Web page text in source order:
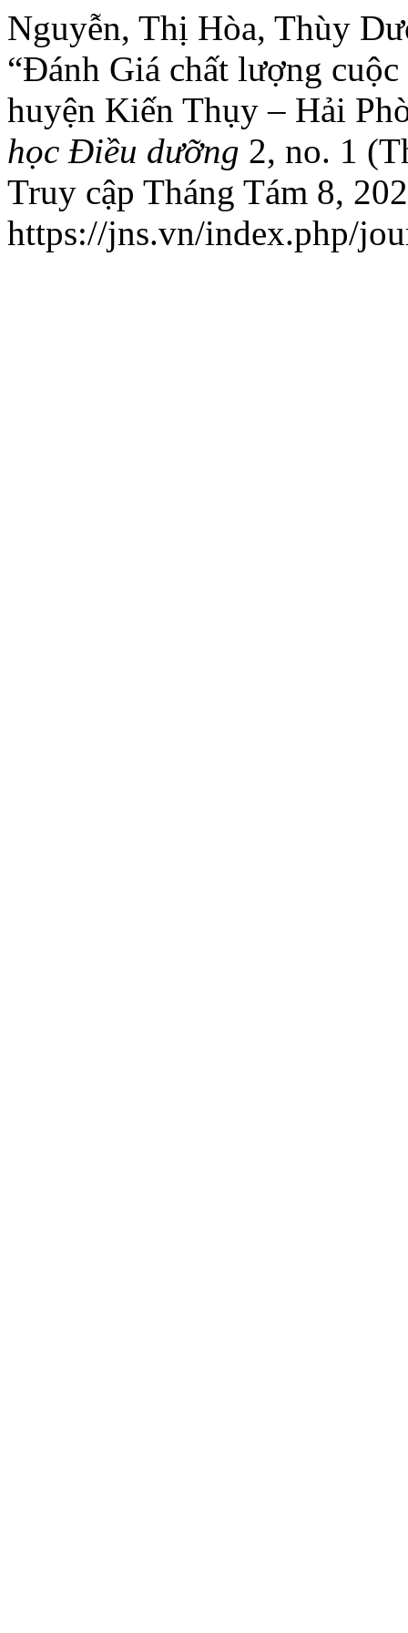
Nguyễn, Thị Hòa, Thùy
“Đánh Giá chất lượng
huyện Kiến Thụy – Hải
học Điều dưỡng 2, no. 1
Truy cập Tháng Tám 8,
https://jns.vn/index.php/